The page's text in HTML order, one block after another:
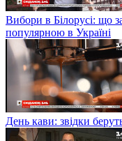
Вибори в Білорусі: що
популярною в Україні
День кави: звідки